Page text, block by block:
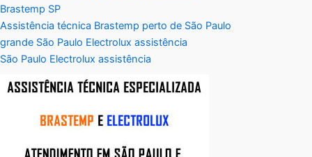
Brastemp SP
Assistência técnica Brastemp perto de São Paulo
grande São Paulo Electrolux assistência
São Paulo Electrolux assistência